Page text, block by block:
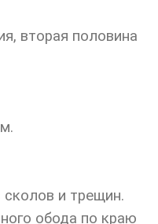
вторая половина
и трещин.
обода по краю